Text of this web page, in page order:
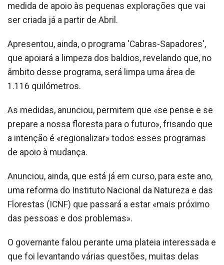
medida de apoio às pequenas explorações que vai
ser criada já a partir de Abril.
Apresentou, ainda, o programa 'Cabras-Sapadores',
que apoiará a limpeza dos baldios, revelando que, no
âmbito desse programa, será limpa uma área de
1.116 quilómetros.
As medidas, anunciou, permitem que «se pense e se
prepare a nossa floresta para o futuro», frisando que
a intenção é «regionalizar» todos esses programas
de apoio à mudança.
Anunciou, ainda, que está já em curso, para este ano,
uma reforma do Instituto Nacional da Natureza e das
Florestas (ICNF) que passará a estar «mais próximo
das pessoas e dos problemas».
O governante falou perante uma plateia interessada e
que foi levantando várias questões, muitas delas